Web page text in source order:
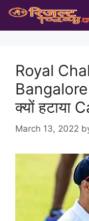
Skip
content
Royal
क्यों हटाया
March 13, 2022